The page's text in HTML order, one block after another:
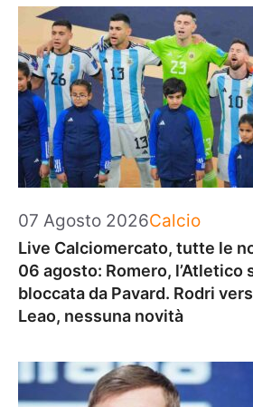
07 Agosto 2026Categorie
Calcio
Live Calciomercato, tutte le
06 agosto: Romero, l’Atletico
bloccata da Pavard. Rodri
Leao, nessuna novità